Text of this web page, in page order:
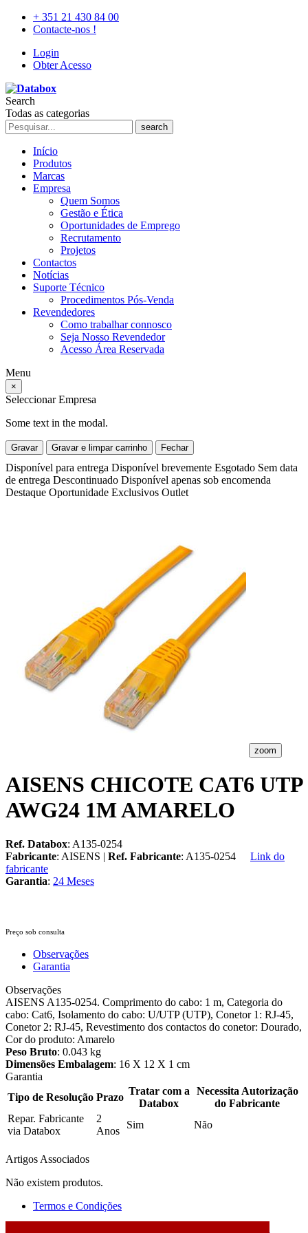
+ 351 21 430 84 00
Contacte-nos !
Login
Obter Acesso
Search
Todas as categorias
search
Início
Produtos
Marcas
Empresa
Quem Somos
Gestão e Ética
Oportunidades de Emprego
Recrutamento
Projetos
Contactos
Notícias
Suporte Técnico
Procedimentos Pós-Venda
Revendedores
Como trabalhar connosco
Seja Nosso Revendedor
Acesso Área Reservada
Menu
×
Seleccionar Empresa
Some text in the modal.
Gravar Gravar e limpar carrinho Fechar
Disponível para entrega Disponível brevemente Esgotado Sem data
de entrega Descontinuado Disponível apenas sob encomenda
Destaque Oportunidade Exclusivos Outlet
zoom
AISENS CHICOTE CAT6 UTP
AWG24 1M AMARELO
Ref. Databox: A135-0254
Fabricante: AISENS | Ref. Fabricante: A135-0254
Link do
fabricante
Garantia: 24 Meses
Preço sob consulta
Observações
Garantia
Observações
AISENS A135-0254. Comprimento do cabo: 1 m, Categoria do
cabo: Cat6, Isolamento do cabo: U/UTP (UTP), Conetor 1: RJ-45,
Conetor 2: RJ-45, Revestimento dos contactos do conetor: Dourado,
Cor do produto: Amarelo
Peso Bruto: 0.043 kg
Dimensões Embalagem: 16 X 12 X 1 cm
Garantia
Tipo de Resolução Prazo
Tratar com a
Databox
Necessita Autorização
do Fabricante
Repar. Fabricante
via Databox
2
Anos
Sim Não
Artigos Associados
Não existem produtos.
Termos e Condições